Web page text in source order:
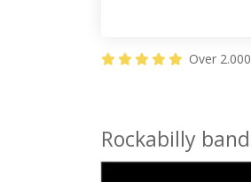
Over 2.000
Rockabilly